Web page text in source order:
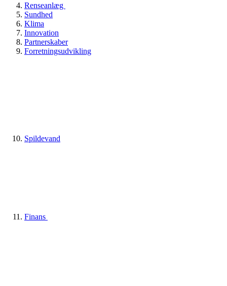
Renseanlæg
Sundhed
Klima
Innovation
Partnerskaber
Forretningsudvikling
Spildevand
Finans